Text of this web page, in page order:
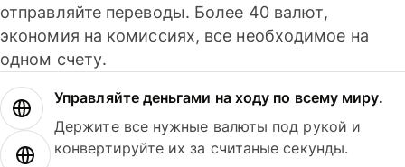
отправляйте переводы. Более 40 валют,
экономия на комиссиях, все необходимое на
одном счету.
Управляйте деньгами на ходу по всему миру.
Держите все нужные валюты под рукой и
конвертируйте их за считаные секунды.